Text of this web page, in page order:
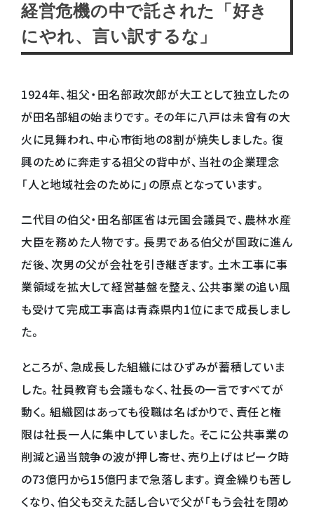
経営危機の中で託された「好き
にやれ、言い訳するな」
1924年、祖父・田名部政次郎が大工として独立したの
が田名部組の始まりです。その年に八戸は未曾有の大
火に見舞われ、中心市街地の8割が焼失しました。復
興のために奔走する祖父の背中が、当社の企業理念
「人と地域社会のために」の原点となっています。
二代目の伯父・田名部匡省は元国会議員で、農林水産
大臣を務めた人物です。長男である伯父が国政に進ん
だ後、次男の父が会社を引き継ぎます。土木工事に事
業領域を拡大して経営基盤を整え、公共事業の追い風
も受けて完成工事高は青森県内1位にまで成長しまし
た。
ところが、急成長した組織にはひずみが蓄積していま
した。社員教育も会議もなく、社長の一言ですべてが
動く。組織図はあっても役職は名ばかりで、責任と権
限は社長一人に集中していました。そこに公共事業の
削減と過当競争の波が押し寄せ、売り上げはピーク時
の73億円から15億円まで急落します。資金繰りも苦し
くなり、伯父も交えた話し合いで父が「もう会社を閉め